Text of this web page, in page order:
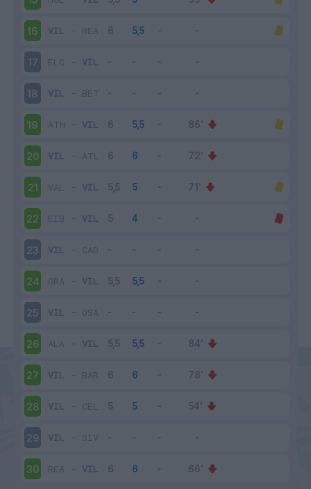
16 VIL - REA
17 ELC - VIL
18 VIL - BET
19 ATH - VIL
20 VIL - ATL
21 VAL - VIL
22 EIB - VIL
23 VIL - CAD
24 GRA - VIL
25 VIL - OSA
26 ALA - VIL
27 VIL - BAR
28 VIL - CEL
29 VIL - SIV
30 REA - VIL